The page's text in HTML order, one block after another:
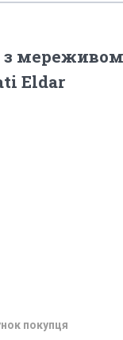
з мереживом
Eldar
покупця